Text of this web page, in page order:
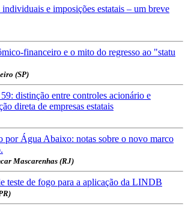
e imposições estatais – um breve
financeiro e o mito do regresso ao "statu
(SP)
distinção entre controles acionário e
direta de empresas estatais
por Água Abaixo: notas sobre o novo marco
Mascarenhas (RJ)
teste de fogo para a aplicação da LINDB